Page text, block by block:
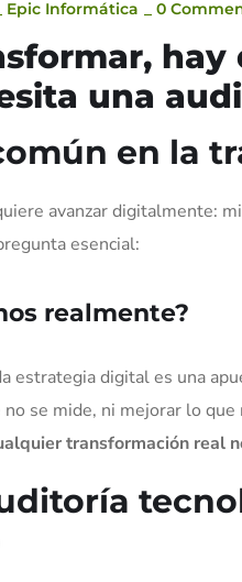
Epic Informática 0
una
en la
avanzar digitalmente:
esencial:
realmente?
estrategia digital es una
se mide, ni mejorar lo que
transformación real